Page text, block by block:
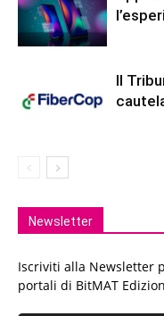
Il
Newsletter
Iscriviti alla Newsletter
portali di BitMAT